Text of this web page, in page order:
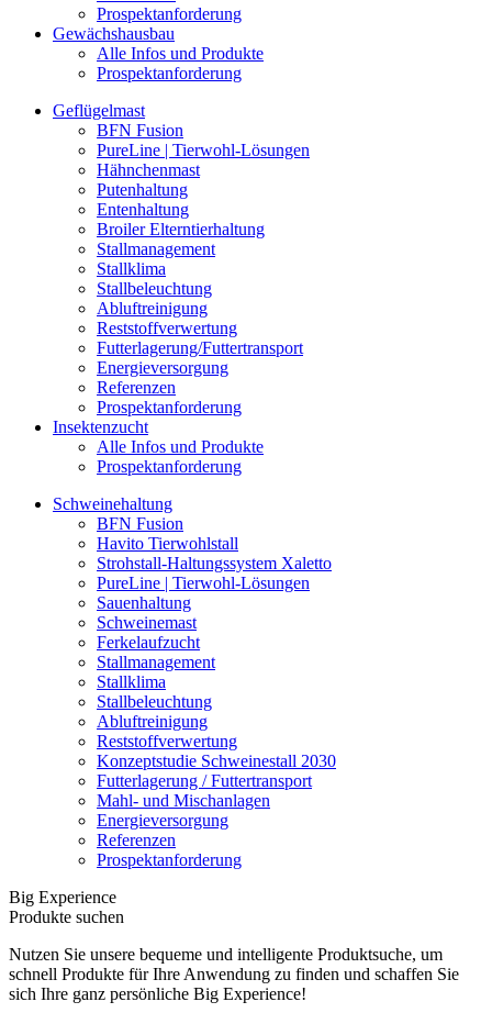
Prospektanforderung
Gewächshausbau
Alle Infos und Produkte
Prospektanforderung
Geflügelmast
BFN Fusion
PureLine | Tierwohl-Lösungen
Hähnchenmast
Putenhaltung
Entenhaltung
Broiler Elterntierhaltung
Stallmanagement
Stallklima
Stallbeleuchtung
Abluftreinigung
Reststoffverwertung
Futterlagerung/Futtertransport
Energieversorgung
Referenzen
Prospektanforderung
Insektenzucht
Alle Infos und Produkte
Prospektanforderung
Schweinehaltung
BFN Fusion
Havito Tierwohlstall
Strohstall-Haltungssystem Xaletto
PureLine | Tierwohl-Lösungen
Sauenhaltung
Schweinemast
Ferkelaufzucht
Stallmanagement
Stallklima
Stallbeleuchtung
Abluftreinigung
Reststoffverwertung
Konzeptstudie Schweinestall 2030
Futterlagerung / Futtertransport
Mahl- und Mischanlagen
Energieversorgung
Referenzen
Prospektanforderung
Big Experience
Produkte suchen
Nutzen Sie unsere bequeme und intelligente Produktsuche, um
schnell Produkte für Ihre Anwendung zu finden und schaffen Sie
sich Ihre ganz persönliche Big Experience!